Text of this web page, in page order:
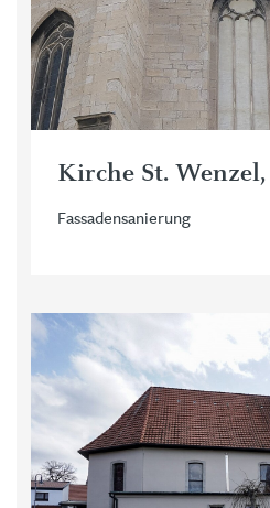
Kirche St.
Fassadensanierung